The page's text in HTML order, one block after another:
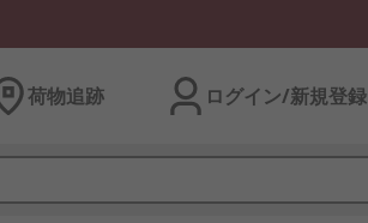
荷物追跡 ログイン/新規登録